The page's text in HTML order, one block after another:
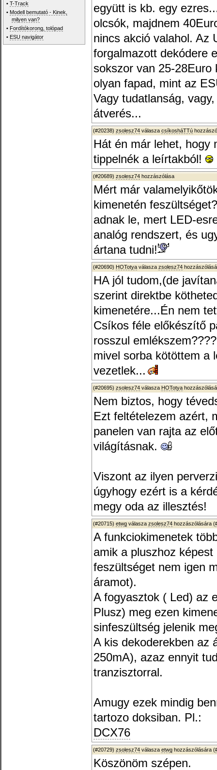
•T-Track
• Modell bemutató - Kinek,
milyen van?
• Fordítókorong, tolópad
• ESU navigátor
együtt is kb. egy
olcsók, majdnem
nincs akció valahol. Az
forgalmazott dekódere
sokszor van 25-28Euro
olyan fapad, mint az
Vagy tudatlanság,
átverés...
(#20238) zsolesz74 válasza csíkosháTTú
Hát én már lehet, hogy
tippelnék a leírtakból!
(#20689) zsolesz74 hozzászólása
Mért már
kimenetén
adnak le, mert LED-
analóg rendszert, és
ártana tudni!
(#20690) HOTotya válasza zsolesz74
HA jól tudom,(de
szerint direktbe
kimenetére...Én nem
Csíkos féle előkészítő
rosszul
mivel sorba kötöttem a
vezetlek...
(#20695) zsolesz74 válasza HOTotya
Nem biztos, hogy
Ezt feltételezem azért,
panelen van rajta az
világításnak.
Viszont az ilyen
úgyhogy ezért is a
megy oda az illesztés!
(#20715) etwg válasza zsolesz74 hozzászólására (
A funkciokimenetek
amik a pluszhoz
feszültséget nem igen
áramot).
A fogyasztok ( Led) az
Plusz) meg ezen
sinfeszültség jelenik
A kis dekoderekben az
250mA), azaz ennyit
tranzisztorral.
Amugy ezek mindig
tartozo doksiban. Pl.:
DCX76
(#20729) zsolesz74 válasza etwg hozzászólására (
Köszönöm szépen.